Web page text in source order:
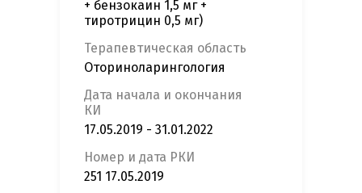
+ бензокаин 1,5 мг +
тиротрицин 0,5 мг)
Терапевтическая область
Оториноларингология
Дата начала и окончания
КИ
17.05.2019 - 31.01.2022
Номер и дата РКИ
251 17.05.2019